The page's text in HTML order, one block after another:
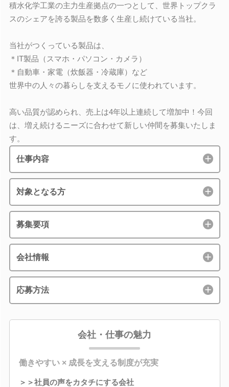
積水化学工業の主力生産拠点の一つとして、世界トップクラ
スのシェアを誇る製品を数多く生産し続けている当社。
当社がつくっている製品は、
＊IT製品（スマホ・パソコン・カメラ）
＊自動車・家電（炊飯器・冷蔵庫）など
世界中の人々の暮らしを支えるモノに使われています。
高い品質が認められ、売上は4年以上連続して増加中！今回
は、増え続けるニーズに合わせて新しい仲間を募集いたしま
す。
仕事内容
対象となる方
募集要項
会社情報
応募方法
会社・仕事の魅力
働きやすい × 成長を支える制度が充実
＞＞社員の声をカタチにする会社